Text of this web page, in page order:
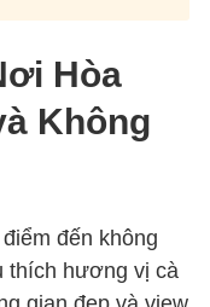
Hòa
Không
đến không
thích hương vị cà